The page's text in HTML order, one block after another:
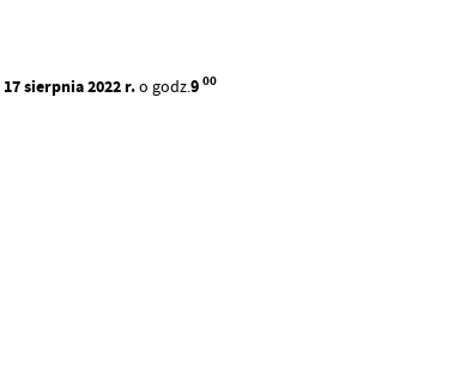
17 sierpnia 2022 r.o godz.9 00